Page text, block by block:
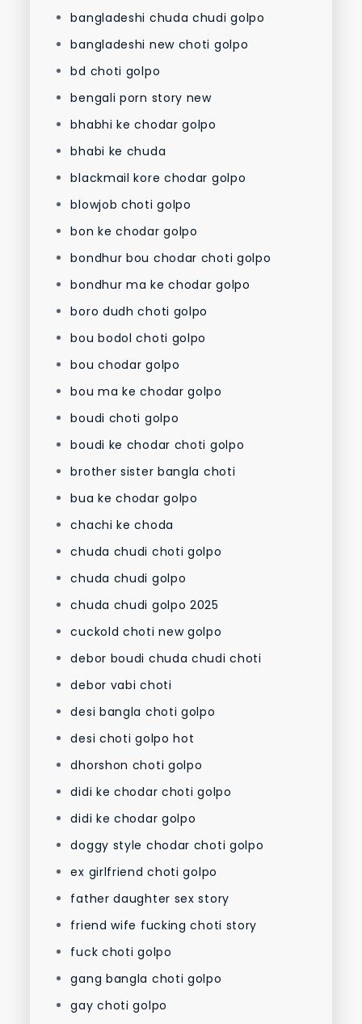
bangladeshi chuda chudi golpo
bangladeshi new choti golpo
bd choti golpo
bengali porn story new
bhabhi ke chodar golpo
bhabi ke chuda
blackmail kore chodar golpo
blowjob choti golpo
bon ke chodar golpo
bondhur bou chodar choti golpo
bondhur ma ke chodar golpo
boro dudh choti golpo
bou bodol choti golpo
bou chodar golpo
bou ma ke chodar golpo
boudi choti golpo
boudi ke chodar choti golpo
brother sister bangla choti
bua ke chodar golpo
chachi ke choda
chuda chudi choti golpo
chuda chudi golpo
chuda chudi golpo 2025
cuckold choti new golpo
debor boudi chuda chudi choti
debor vabi choti
desi bangla choti golpo
desi choti golpo hot
dhorshon choti golpo
didi ke chodar choti golpo
didi ke chodar golpo
doggy style chodar choti golpo
ex girlfriend choti golpo
father daughter sex story
friend wife fucking choti story
fuck choti golpo
gang bangla choti golpo
gay choti golpo